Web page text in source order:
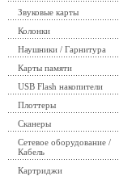
Звуковые карты
Колонки
Наушники / Гарнитура
Карты памяти
USB Flash накопители
Плоттеры
Сканеры
Сетевое оборудование /
Кабель
Картриджи